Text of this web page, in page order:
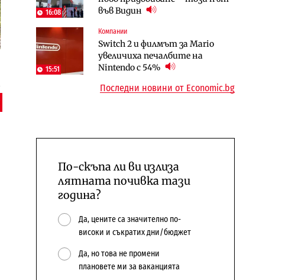
16:08
във Видин
15:51
Компании
Switch 2 и филмът за Mario
увеличиха печалбите на
Nintendo с 54%
откажат напълно от Google
Публични финанси
Общините вече зависят от
централната власт за 75% от
население и все повече сгради
Компании
А1 отново е лидер при
технологичните компании и
Последни новини от Economic.bg
По-скъпа ли ви излиза
лятната почивка тази
година?
Да, цените са значително по-
високи и съкратих дни/бюджет
Да, но това не промени
плановете ми за ваканцията